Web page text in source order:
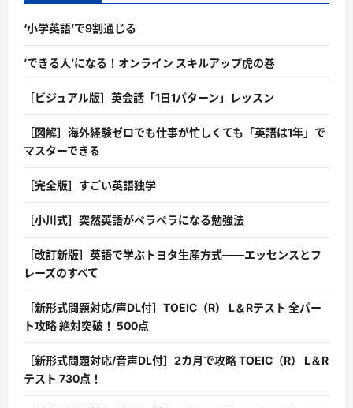
‘小学英語’で9割通じる
’できる人’になる！オンライン スキルアップ虎の巻
［ビジュアル版］英会話「1日1パターン」レッスン
［図解］海外経験ゼロでも仕事が忙しくても「英語は1年」で
マスターできる
［完全版］すごい英語独学
［小川式］突然英語がペラペラになる勉強法
［改訂新版］英語で学ぶトヨタ生産方式――エッセンスとフ
レーズのすべて
［新形式問題対応/声DL付］TOEIC（R） L＆Rテスト 全パー
ト攻略 絶対突破！ 500点
［新形式問題対応/音声DL付］2カ月で攻略 TOEIC（R） L＆R
テスト 730点！